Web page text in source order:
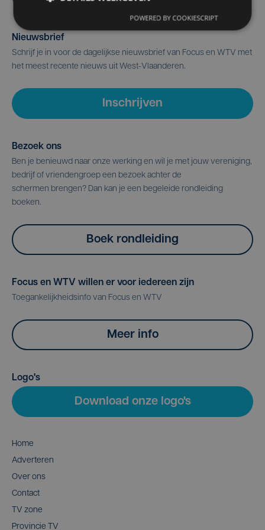
Nieuwsbrief
Schrijf je in voor de dagelijkse nieuwsbrief van Focus en WTV met
het meest recente nieuws uit West-Vlaanderen.
Inschrijven
Bezoek ons
Ben je benieuwd naar onze werking en wil je met jouw vereniging,
bedrijf of vriendengroep een bezoek achter de
schermen brengen? Dan kan je een begeleide rondleiding
boeken.
Boek rondleiding
Focus en WTV willen er voor iedereen zijn
Toegankelijkheidsinfo van Focus en WTV
Meer info
Logo's
Download onze logo's
Home
Adverteren
Over ons
Contact
TV zone
Provincie TV
POWERED BY COOKIESCRIPT